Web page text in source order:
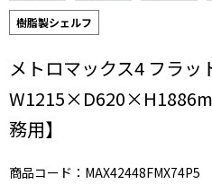
樹脂製シェルフ
メトロマックス4 フラッ
務用】
商品コード：MAX42448FMX74P5